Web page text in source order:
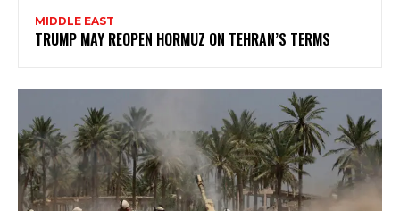
MIDDLE EAST
TRUMP MAY REOPEN HORMUZ ON TEHRAN’S TERMS